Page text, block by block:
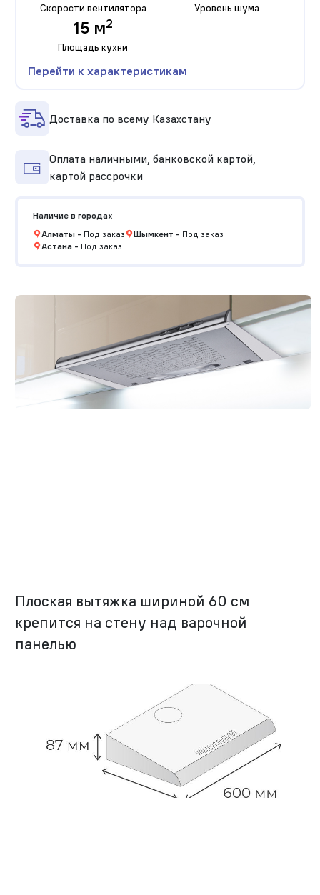
Скорости вентилятора Уровень шума
15 м2
Площадь кухни
Перейти к характеристикам
Доставка по всему Казахстану
Оплата наличными, банковской картой,
картой рассрочки
Наличие в городах
Алматы- Под заказ Шымкент - Под заказ
Астана- Под заказ
Плоская вытяжка шириной 60 см
крепится на стену над варочной
панелью